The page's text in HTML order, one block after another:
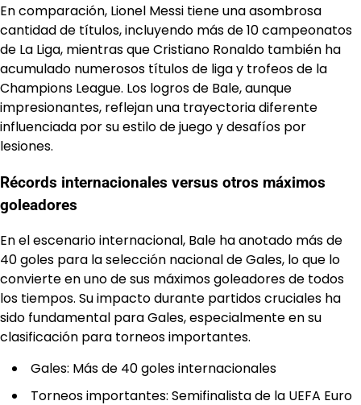
En comparación, Lionel Messi tiene una asombrosa
cantidad de títulos, incluyendo más de 10 campeonatos
de La Liga, mientras que Cristiano Ronaldo también ha
acumulado numerosos títulos de liga y trofeos de la
Champions League. Los logros de Bale, aunque
impresionantes, reflejan una trayectoria diferente
influenciada por su estilo de juego y desafíos por
lesiones.
Récords internacionales versus otros máximos
goleadores
En el escenario internacional, Bale ha anotado más de
40 goles para la selección nacional de Gales, lo que lo
convierte en uno de sus máximos goleadores de todos
los tiempos. Su impacto durante partidos cruciales ha
sido fundamental para Gales, especialmente en su
clasificación para torneos importantes.
Gales: Más de 40 goles internacionales
Torneos importantes: Semifinalista de la UEFA Euro